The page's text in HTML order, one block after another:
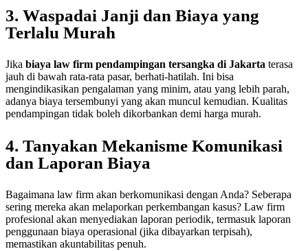
3. Waspadai Janji dan Biaya yang
Terlalu Murah
Jika biaya law firm pendampingan tersangka di Jakarta terasa
jauh di bawah rata-rata pasar, berhati-hatilah. Ini bisa
mengindikasikan pengalaman yang minim, atau yang lebih parah,
adanya biaya tersembunyi yang akan muncul kemudian. Kualitas
pendampingan tidak boleh dikorbankan demi harga murah.
4. Tanyakan Mekanisme Komunikasi
dan Laporan Biaya
Bagaimana law firm akan berkomunikasi dengan Anda? Seberapa
sering mereka akan melaporkan perkembangan kasus? Law firm
profesional akan menyediakan laporan periodik, termasuk laporan
penggunaan biaya operasional (jika dibayarkan terpisah),
memastikan akuntabilitas penuh.